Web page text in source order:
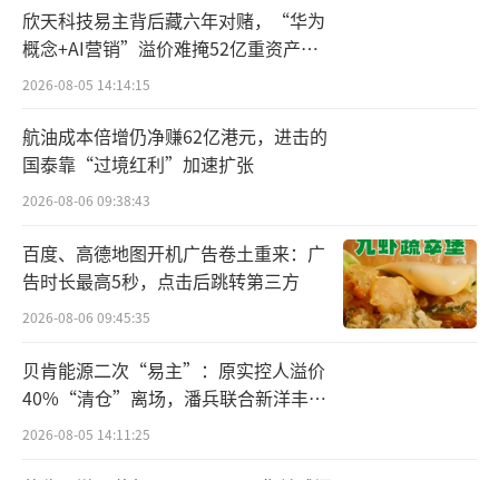
欣天科技易主背后藏六年对赌，“华为
概念+AI营销”溢价难掩52亿重资产考
验
2026-08-05 14:14:15
航油成本倍增仍净赚62亿港元，进击的
国泰靠“过境红利”加速扩张
2026-08-06 09:38:43
百度、高德地图开机广告卷土重来：广
告时长最高5秒，点击后跳转第三方
2026-08-06 09:45:35
贝肯能源二次“易主”：原实控人溢价
40%“清仓”离场，潘兵联合新洋丰、
宏科百世拟入主
2026-08-05 14:11:25